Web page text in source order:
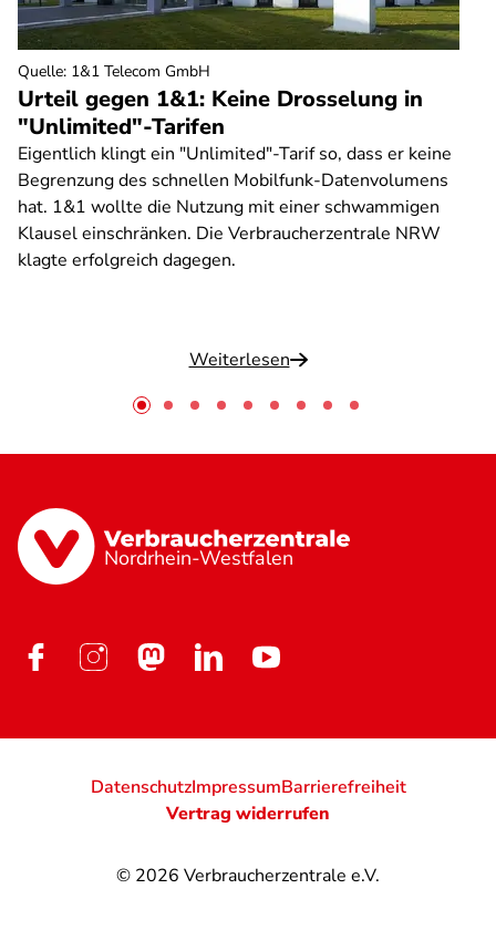
Urteil gegen 1&1: Keine Drosselung in
"Unlimited"-Tarifen
Eigentlich klingt ein "Unlimited"-Tarif so, dass er keine
Begrenzung des schnellen Mobilfunk-Datenvolumens
hat. 1&1 wollte die Nutzung mit einer schwammigen
Klausel einschränken. Die Verbraucherzentrale NRW
klagte erfolgreich dagegen.
Weiterlesen
Quelle: 1&1 Telecom GmbH
Nordrhein-Westfalen
© 2026 Verbraucherzentrale e.V.
DatenschutzImpressumBarrierefreiheit
Vertrag widerrufen